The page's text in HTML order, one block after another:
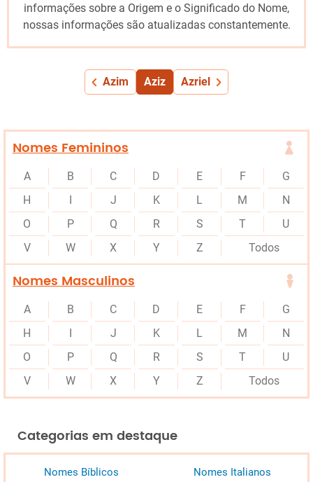
informações sobre a Origem e o Significado do Nome,
nossas informações são atualizadas constantemente.
Azim Aziz Azriel
Nomes Femininos
A B C D E F
G
H
J K L M
N
O
P Q R S T
U
V
W X Y Z Todos
Nomes Masculinos
A B C D E F
G
H
J K L M
N
O
P Q R S T
U
V
W X Y Z Todos
Categorias em destaque
Nomes Bíblicos Nomes Italianos